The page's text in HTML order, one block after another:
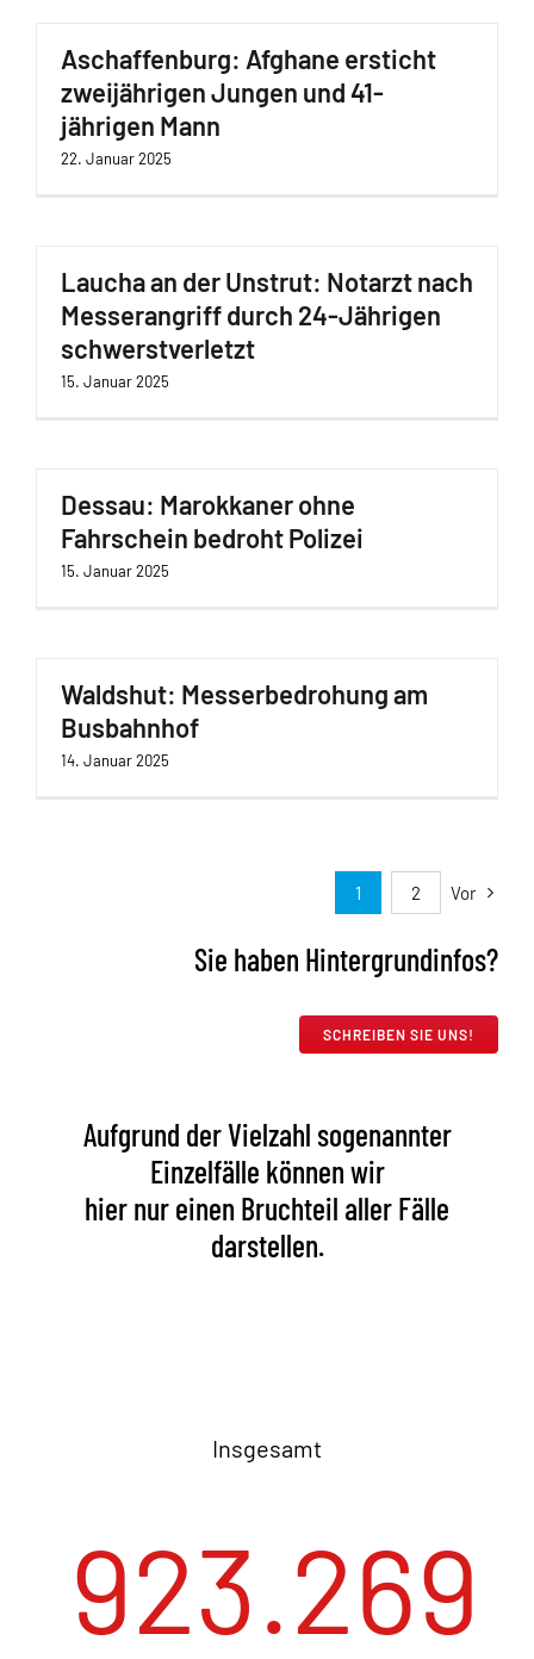
Aschaffenburg: Afghane ersticht
zweijährigen Jungen und 41-
jährigen Mann
22. Januar 2025
Laucha an der Unstrut: Notarzt nach
Messerangriff durch 24-Jährigen
schwerstverletzt
15. Januar 2025
Dessau: Marokkaner ohne
Fahrschein bedroht Polizei
15. Januar 2025
Waldshut: Messerbedrohung am
Busbahnhof
14. Januar 2025
1 2 Vor
Sie haben Hintergrundinfos?
SCHREIBEN SIE UNS!
Aufgrund der Vielzahl sogenannter
Einzelfälle können wir
hier nur einen Bruchteil aller Fälle
darstellen.
Insgesamt
923.269